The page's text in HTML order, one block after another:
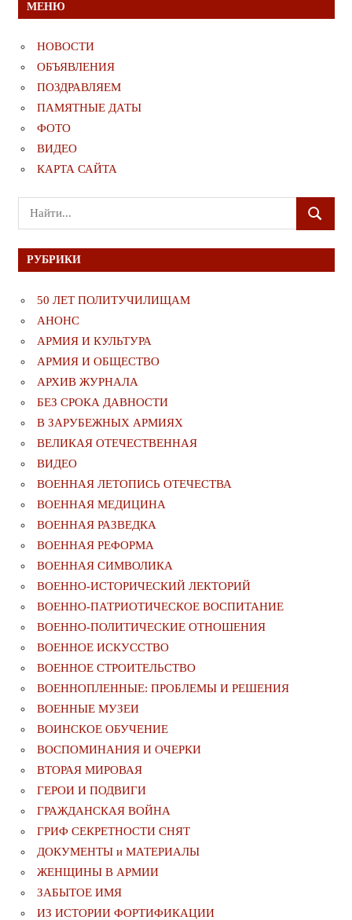
МЕНЮ
НОВОСТИ
ОБЪЯВЛЕНИЯ
ПОЗДРАВЛЯЕМ
ПАМЯТНЫЕ ДАТЫ
ФОТО
ВИДЕО
КАРТА САЙТА
Поиск
для:
ПОИСК
РУБРИКИ
50 ЛЕТ ПОЛИТУЧИЛИЩАМ
АНОНС
АРМИЯ И КУЛЬТУРА
АРМИЯ И ОБЩЕСТВО
АРХИВ ЖУРНАЛА
БЕЗ СРОКА ДАВНОСТИ
В ЗАРУБЕЖНЫХ АРМИЯХ
ВЕЛИКАЯ ОТЕЧЕСТВЕННАЯ
ВИДЕО
ВОЕННАЯ ЛЕТОПИСЬ ОТЕЧЕСТВА
ВОЕННАЯ МЕДИЦИНА
ВОЕННАЯ РАЗВЕДКА
ВОЕННАЯ РЕФОРМА
ВОЕННАЯ СИМВОЛИКА
ВОЕННО-ИСТОРИЧЕСКИЙ ЛЕКТОРИЙ
ВОЕННО-ПАТРИОТИЧЕСКОЕ ВОСПИТАНИЕ
ВОЕННО-ПОЛИТИЧЕСКИE ОТНОШЕНИЯ
ВОЕННОЕ ИСКУССТВО
ВОЕННОЕ СТРОИТЕЛЬСТВО
ВОЕННОПЛЕННЫЕ: ПРОБЛЕМЫ И РЕШЕНИЯ
ВОЕННЫЕ МУЗЕИ
ВОИНСКОЕ ОБУЧЕНИЕ
ВОСПОМИНАНИЯ И ОЧЕРКИ
ВТОРАЯ МИРОВАЯ
ГЕРОИ И ПОДВИГИ
ГРАЖДАНСКАЯ ВОЙНА
ГРИФ СЕКРЕТНОСТИ СНЯТ
ДОКУМЕНТЫ и МАТЕРИАЛЫ
ЖЕНЩИНЫ В АРМИИ
ЗАБЫТОЕ ИМЯ
ИЗ ИСТОРИИ ФОРТИФИКАЦИИ